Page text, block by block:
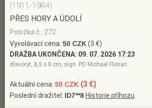
(1911-1984)
PŘES HORY A ÚDOLÍ
Položka č.: 272
Vyvolávací cena: 50 CZK(3 €)
DRAŽBA UKONČENA: 09. 07. 2026 17:23
dřevoryt, 8,5 x 8 cm, sign. PD Michael Florian
Aktuální cena: 50 CZK (3 €)
Poslední dražitel: ID7**8 Historie příhozu